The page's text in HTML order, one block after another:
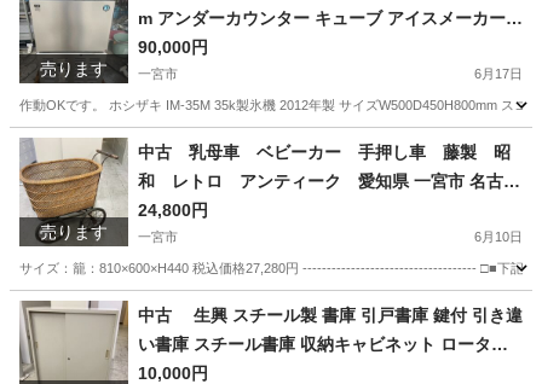
売ります
m アンダーカウンター キューブ アイスメーカー
愛知県 一宮市 名古屋 稲沢 江南 岩倉 岐阜 羽島 各
務ヶ原 三重 愛知 グッドプライス一宮
90,000円
一宮市 6月17日
作動OKです。 ホシザキ IM-35M 35k製氷機 2012年製 サイズW500D450H800mm ス
愛知 一宮市 その他
売ります
中古 乳母車 ベビーカー 手押し車 藤製 昭
和 レトロ アンティーク 愛知県 一宮市 名古屋
稲沢 江南 岩倉 岐阜 羽島 各務ヶ原 三重 愛知 グッ
ドプライス一宮
24,800円
一宮市 6月10日
サイズ：籠：810×600×H440 税込価格27,280円 ------------------------------------ □■下記
愛知 一宮市 その他 乳母車
中古 生興 スチール製 書庫 引戸書庫 鍵付 引き違
い書庫 スチール書庫 収納キャビネット ロータイ
プ 3段 ローキャビネット 幅900×奥400×高さ1
10,000円